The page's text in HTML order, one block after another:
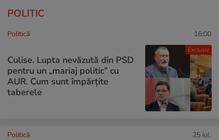
POLITIC
Exclusiv
Politică 16:00
Culise. Lupta nevăzută din PSD
pentru un „mariaj politic” cu
AUR. Cum sunt împărțite
taberele
Politică 25 iul.